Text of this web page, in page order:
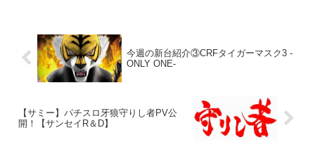
今週の新台紹介③CRFタイガーマスク3 -
ONLY ONE-
【サミー】パチスロ牙狼守りし者PV公
開！【サンセイR＆D】